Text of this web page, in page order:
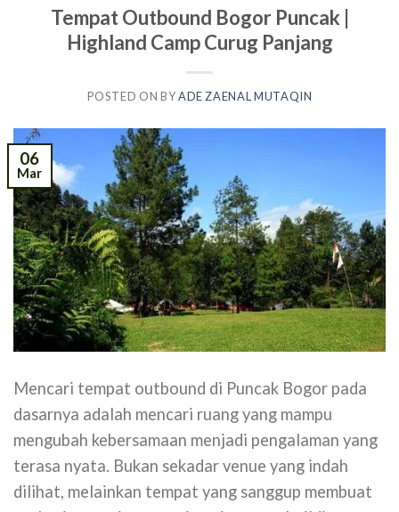
Tempat Outbound Bogor Puncak |
Highland Camp Curug Panjang
POSTED ON BYADE ZAENAL MUTAQIN
06
Mar
Mencari tempat outbound di Puncak Bogor pada
dasarnya adalah mencari ruang yang mampu
mengubah kebersamaan menjadi pengalaman yang
terasa nyata. Bukan sekadar venue yang indah
dilihat, melainkan tempat yang sanggup membuat